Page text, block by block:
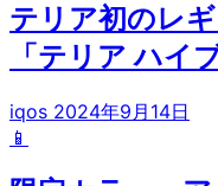
テリア初のレ
「テリア ハイ
iqos 2024年9月14日
📱